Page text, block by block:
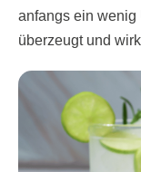
anfangs ein wenig
überzeugt und